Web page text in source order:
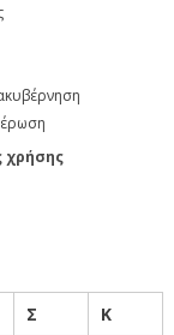
χρήσης
Σ
Κ